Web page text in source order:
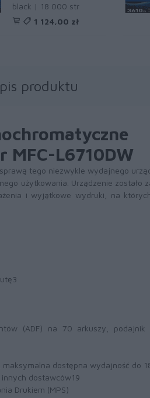
black | 18 000 str
1 124,00 zł
produktu
L6710DW
tego niezwykle wydajnego
użytkowania. Urządzenie zostało
i wyjątkowe wydruki, na
(ADF) na 70 arkuszy,
dostępna wydajność do
dostawców19
Drukiem (MPS)